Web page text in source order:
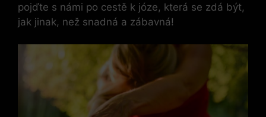
pojďte s námi po ‌cestě k józe,⁤ která se zdá⁢ být,
jak jinak, než snadná a zábavná!